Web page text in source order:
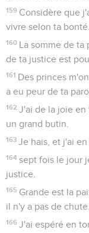
159 Considère que
vivre selon ta bonté.
160 La somme de
de ta justice est
161 Des princes
a eu peur de ta
162 J'ai de la joie
un grand butin.
163 Je hais, et j'ai
164 sept fois le jour
justice.
165 Grande est la
il n'y a pas de chute.
166 J'ai espéré en